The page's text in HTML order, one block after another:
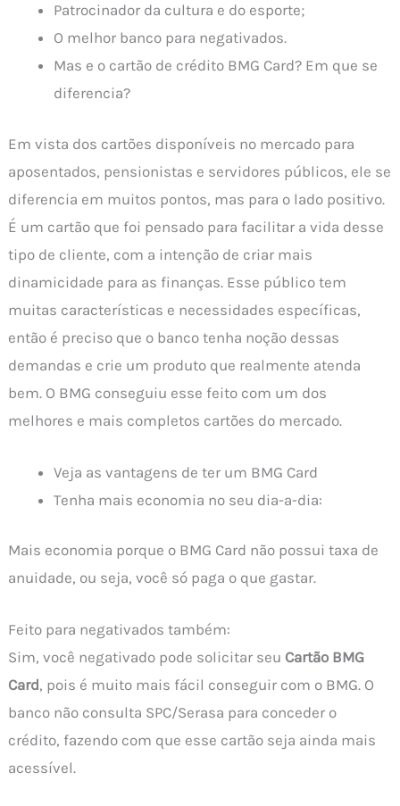
Patrocinador da cultura e do esporte;
O melhor banco para negativados.
Mas e o cartão de crédito BMG Card? Em que se
diferencia?
Em vista dos cartões disponíveis no mercado para
aposentados, pensionistas e servidores públicos, ele se
diferencia em muitos pontos, mas para o lado positivo.
É um cartão que foi pensado para facilitar a vida desse
tipo de cliente, com a intenção de criar mais
dinamicidade para as finanças. Esse público tem
muitas características e necessidades específicas,
então é preciso que o banco tenha noção dessas
demandas e crie um produto que realmente atenda
bem. O BMG conseguiu esse feito com um dos
melhores e mais completos cartões do mercado.
Veja as vantagens de ter um BMG Card
Tenha mais economia no seu dia-a-dia:
Mais economia porque o BMG Card não possui taxa de
anuidade, ou seja, você só paga o que gastar.
Feito para negativados também:
Sim, você negativado pode solicitar seu Cartão BMG
Card, pois é muito mais fácil conseguir com o BMG. O
banco não consulta SPC/Serasa para conceder o
crédito, fazendo com que esse cartão seja ainda mais
acessível.